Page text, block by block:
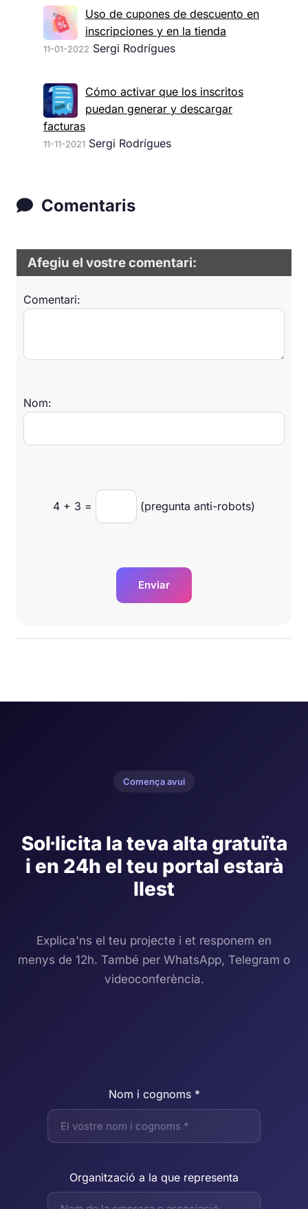
Uso de cupones de descuento en
inscripciones y en la tienda
11-01-2022 Sergi Rodrígues
Cómo activar que los inscritos
puedan generar y descargar
facturas
11-11-2021 Sergi Rodrígues
Comentaris
Afegiu el vostre comentari:
Comentari:
Nom:
4 + 3 = (pregunta anti-robots)
Enviar
Comença avui
Sol·licita la teva alta gratuïta
i en 24h el teu portal estarà
llest
Explica'ns el teu projecte i et responem en
menys de 12h. També per WhatsApp, Telegram o
videoconferència.
Nom i cognoms *
Organització a la que representa